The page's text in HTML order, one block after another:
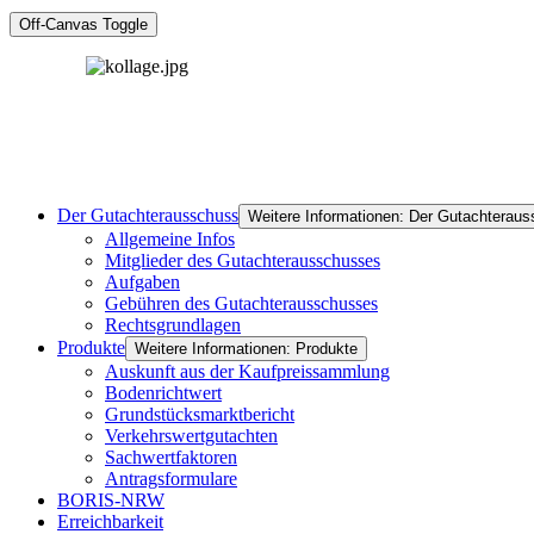
Off-Canvas Toggle
Der Gutachterausschuss Weitere Informationen: Der
Allgemeine Infos
Mitglieder des Gutachterausschusses
Aufgaben
Gebühren des Gutachterausschusses
Rechtsgrundlagen
Produkte Weitere Informationen: Produkte
Auskunft aus der Kaufpreissammlung
Bodenrichtwert
Grundstücksmarktbericht
Verkehrswertgutachten
Sachwertfaktoren
Antragsformulare
BORIS-NRW
Erreichbarkeit